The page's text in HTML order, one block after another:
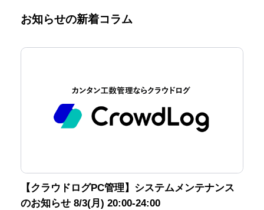
お知らせの新着コラム
【クラウドログPC管理】システムメンテナンス
のお知らせ 8/3(月) 20:00-24:00